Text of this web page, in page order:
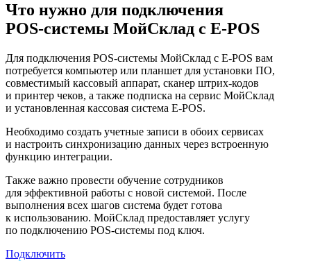
Что нужно для подключения
POS‑системы МойСклад с E-POS
Для подключения POS-системы МойСклад с E-POS вам
потребуется компьютер или планшет для установки ПО,
совместимый кассовый аппарат, сканер штрих-кодов
и принтер чеков, а также подписка на сервис МойСклад
и установленная кассовая система E-POS.
Необходимо создать учетные записи в обоих сервисах
и настроить синхронизацию данных через встроенную
функцию интеграции.
Также важно провести обучение сотрудников
для эффективной работы с новой системой. После
выполнения всех шагов система будет готова
к использованию. МойСклад предоставляет услугу
по подключению POS-системы под ключ.
Подключить